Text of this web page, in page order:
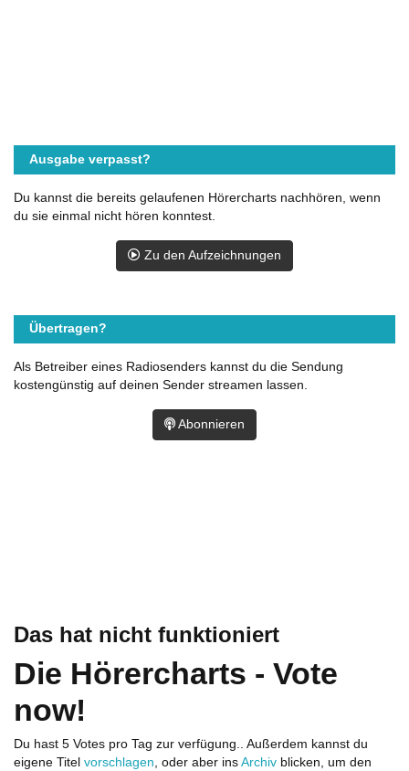
Das hat nicht funktioniert
Die Hörercharts - Vote
now!
Du hast 5 Votes pro Tag zur verfügung.. Außerdem kannst du
eigene Titel vorschlagen, oder aber ins Archiv blicken, um den
Ausgabe verpasst?
Du kannst die bereits gelaufenen Hörercharts nachhören, wenn
du sie einmal nicht hören konntest.
Zu den Aufzeichnungen
Übertragen?
Als Betreiber eines Radiosenders kannst du die Sendung
kostengünstig auf deinen Sender streamen lassen.
Abonnieren